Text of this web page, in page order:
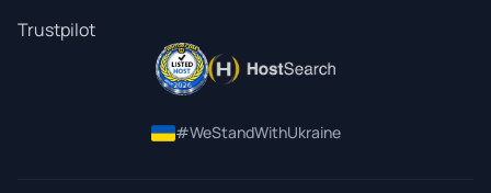
Trustpilot
#WeStandWithUkraine